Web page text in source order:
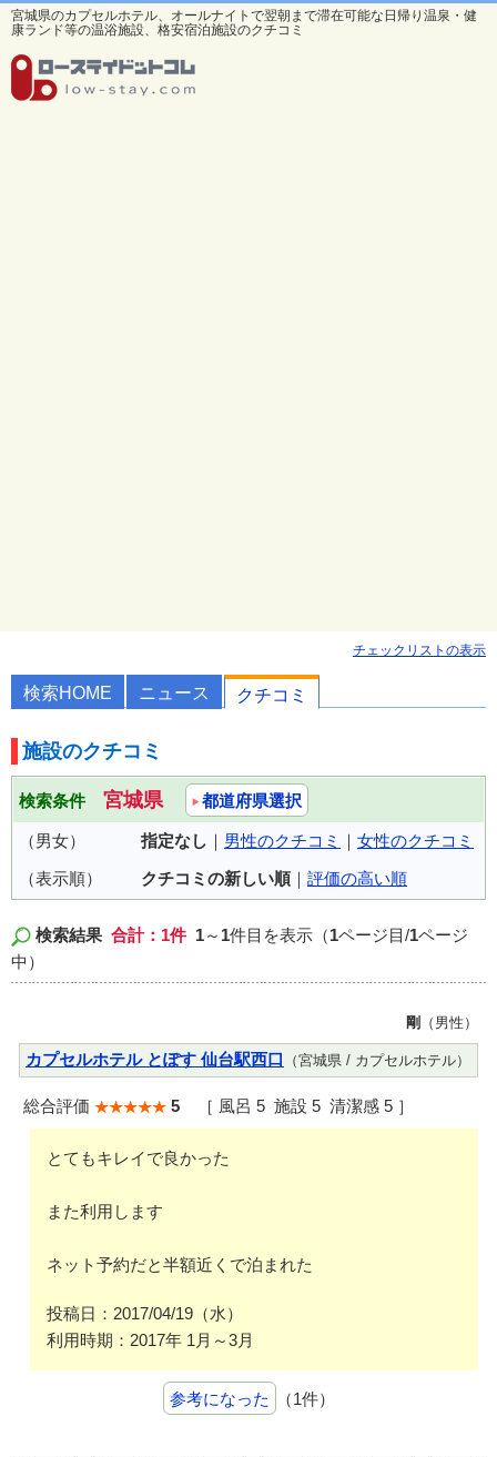
宮城県のカプセルホテル、オールナイトで翌朝まで滞在可能な日帰り温泉・健
康ランド等の温浴施設、格安宿泊施設のクチコミ
チェックリストの表示
検索HOME ニュース クチコミ
施設のクチコミ
検索条件 宮城県 都道府県選択
（男女） 指定なし ｜ 男性のクチコミ ｜ 女性のクチコミ
（表示順）
クチコミの新しい順｜ 評価の高い順
検索結果 合計：1件 1～ 1件目を表示（1ページ目/1ページ
中）
剛 （男性）
カプセルホテル とぽす 仙台駅西口 （宮城県 / カプセルホテル）
総合評価 5 ［ 風呂 5 施設 5 清潔感 5 ］
とてもキレイで良かった
また利用します
ネット予約だと半額近くで泊まれた
投稿日：2017/04/19（水）
利用時期：2017年 1月～3月
参考になった （1件）